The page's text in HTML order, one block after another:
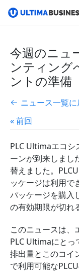
今週のニュ
ンティング
ントの準備
ニュース一覧
« 前回
PLC Ultimaエコシ
ーンが到来しまし
替えました。
ッケージは利用で
パッケージを購入
の有効期限が切れ
このニュースは、
PLC Ultimaにとっ
排出量とこのコイ
で利用可能な